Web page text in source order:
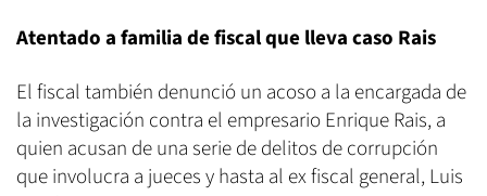
Atentado a familia de fiscal que lleva caso Rais
El fiscal también denunció un acoso a la encargada de
la investigación contra el empresario Enrique Rais, a
quien acusan de una serie de delitos de corrupción
que involucra a jueces y hasta al ex fiscal general, Luis